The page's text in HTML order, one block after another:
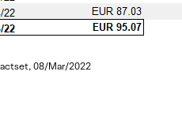
08/Mar/2022